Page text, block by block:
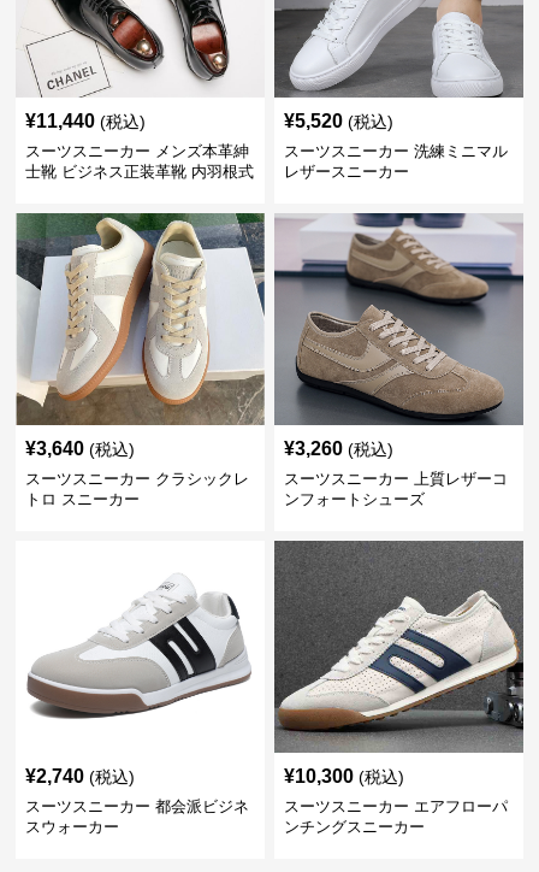
¥11,440 (税込)
スーツスニーカー メンズ本革紳
士靴 ビジネス正装革靴 内羽根式
¥5,520 (税込)
スーツスニーカー 洗練ミニマル
レザースニーカー
¥3,640 (税込)
スーツスニーカー クラシックレ
トロ スニーカー
¥3,260 (税込)
スーツスニーカー 上質レザーコ
ンフォートシューズ
¥2,740 (税込)
スーツスニーカー 都会派ビジネ
スウォーカー
¥10,300 (税込)
スーツスニーカー エアフローパ
ンチングスニーカー